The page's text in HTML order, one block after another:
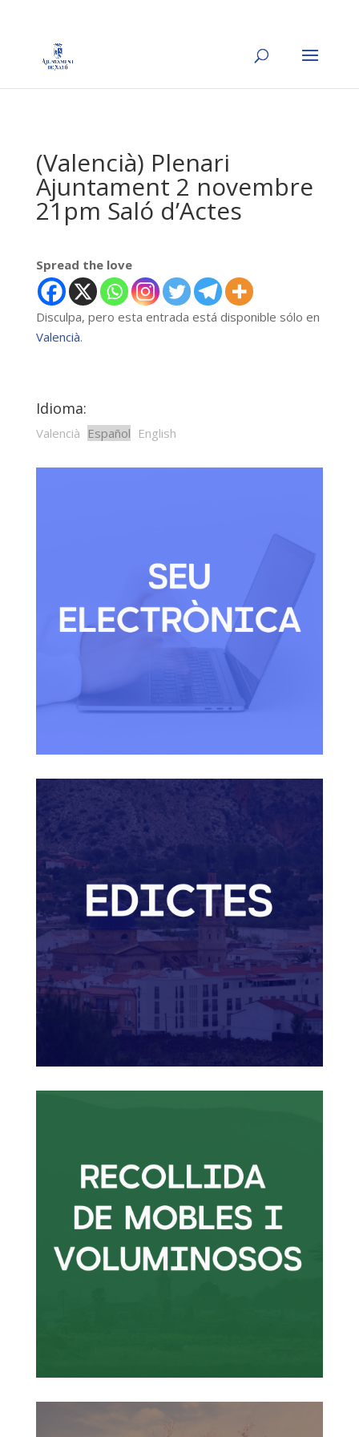
(Valencià) Plenari
Ajuntament 2 novembre
21pm Saló d’Actes
Spread the love
Disculpa, pero esta entrada está disponible sólo en
Valencià.
Idioma:
Valencià Español English